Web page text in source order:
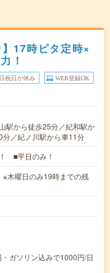
17時ピタ定時×
！
祝日が休み WEB登録OK
駅から徒歩25分／紀和駅か
分／紀ノ川駅から車11分
■平日のみ！
木曜日のみ19時までの残
ガソリン込みで1000円/日